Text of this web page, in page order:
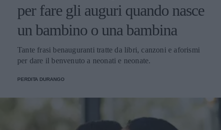
per fare gli auguri quando nasce
un bambino o una bambina
Tante frasi benauguranti tratte da libri, canzoni e aforismi
per dare il benvenuto a neonati e neonate.
PERDITA DURANGO